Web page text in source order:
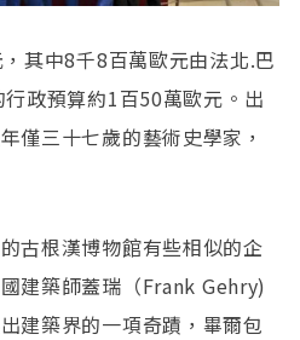
其中8千8百萬歐元由法北.巴
政預算約1百50萬歐元。出
僅三十七歲的藝術史學家，
古根漢博物館有些相似的企
建築師蓋瑞（Frank Gehry)
建築界的一項奇蹟，畢爾包